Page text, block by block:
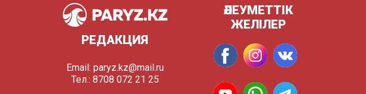
РЕДАКЦИЯ
Email: paryz.kz@mail.ru
Тел.: 8708 072 21 25
ӘЛЕУМЕТТІК
ЖЕЛІЛЕР